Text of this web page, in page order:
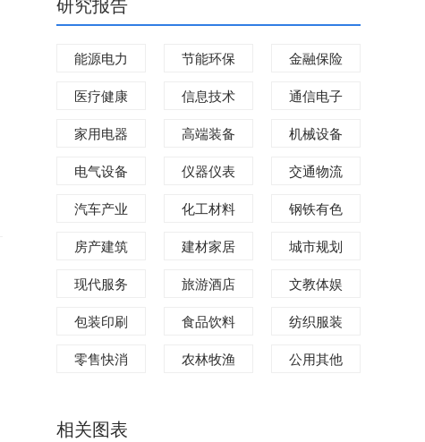
能源电力 节能环保
金融保险
医疗健康
信息技术
通信电子
家用电器
高端装备
机械设备
电气设备
仪器仪表
交通物流
汽车产业
化工材料
钢铁有色
房产建筑
建材家居
城市规划
现代服务
旅游酒店
文教体娱
包装印刷
食品饮料
纺织服装
零售快消
农林牧渔 公用其他
相关图表